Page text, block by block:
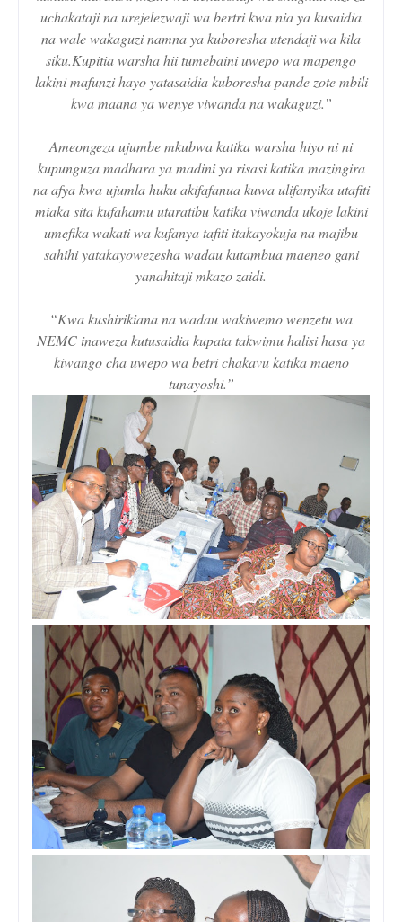
uchakataji na urejelezwaji wa bertri kwa nia ya kusaidia
na wale wakaguzi namna ya kuboresha utendaji wa kila
siku.Kupitia warsha hii tumebaini uwepo wa mapengo
lakini mafunzi hayo yatasaidia kuboresha pande zote mbili
kwa maana ya wenye viwanda na wakaguzi.”
Ameongeza ujumbe mkubwa katika warsha hiyo ni ni
kupunguza madhara ya madini ya risasi katika mazingira
na afya kwa ujumla huku akifafanua kuwa ulifanyika utafiti
miaka sita kufahamu utaratibu katika viwanda ukoje lakini
umefika wakati wa kufanya tafiti itakayokuja na majibu
sahihi yatakayowezesha wadau kutambua maeneo gani
yanahitaji mkazo zaidi.
“Kwa kushirikiana na wadau wakiwemo wenzetu wa
NEMC inaweza kutusaidia kupata takwimu halisi hasa ya
kiwango cha uwepo wa betri chakavu katika maeno
tunayoshi.”